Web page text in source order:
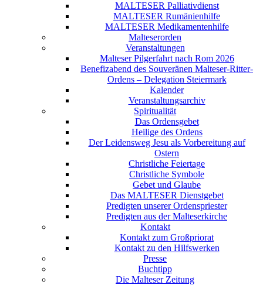
MALTESER Palliativdienst
MALTESER Rumänienhilfe
MALTESER Medikamentenhilfe
Malteserorden
Veranstaltungen
Malteser Pilgerfahrt nach Rom 2026
Benefizabend des Souveränen Malteser-Ritter-
Ordens – Delegation Steiermark
Kalender
Veranstaltungsarchiv
Spiritualität
Das Ordensgebet
Heilige des Ordens
Der Leidensweg Jesu als Vorbereitung auf
Ostern
Christliche Feiertage
Christliche Symbole
Gebet und Glaube
Das MALTESER Dienstgebet
Predigten unserer Ordenspriester
Predigten aus der Malteserkirche
Kontakt
Kontakt zum Großpriorat
Kontakt zu den Hilfswerken
Presse
Buchtipp
Die Malteser Zeitung